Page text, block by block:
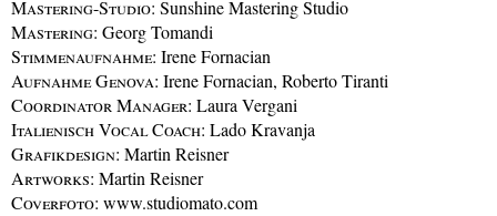
Mastering-Studio: Sunshine Mastering Studio
Mastering: Georg Tomandi
Stimmenaufnahme: Irene Fornacian
Aufnahme Genova: Irene Fornacian, Roberto Tiranti
Coordinator Manager: Laura Vergani
Italienisch Vocal Coach: Lado Kravanja
Grafikdesign: Martin Reisner
Artworks: Martin Reisner
Coverfoto: www.studiomato.com